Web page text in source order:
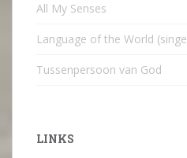
All My Senses
Language of the World
Tussenpersoon van God
LINKS